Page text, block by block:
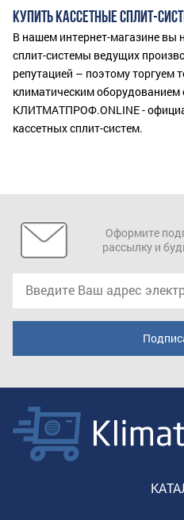
КУПИТЬ КАССЕТНЫЕ СПЛИТ-
В нашем интернет-магазине вы
сплит-системы ведущих
репутацией – поэтому торгуем
климатическим оборудованием
КЛИТМАТПРОФ.ONLINE -
кассетных сплит-систем.
Оформите
рассылку и